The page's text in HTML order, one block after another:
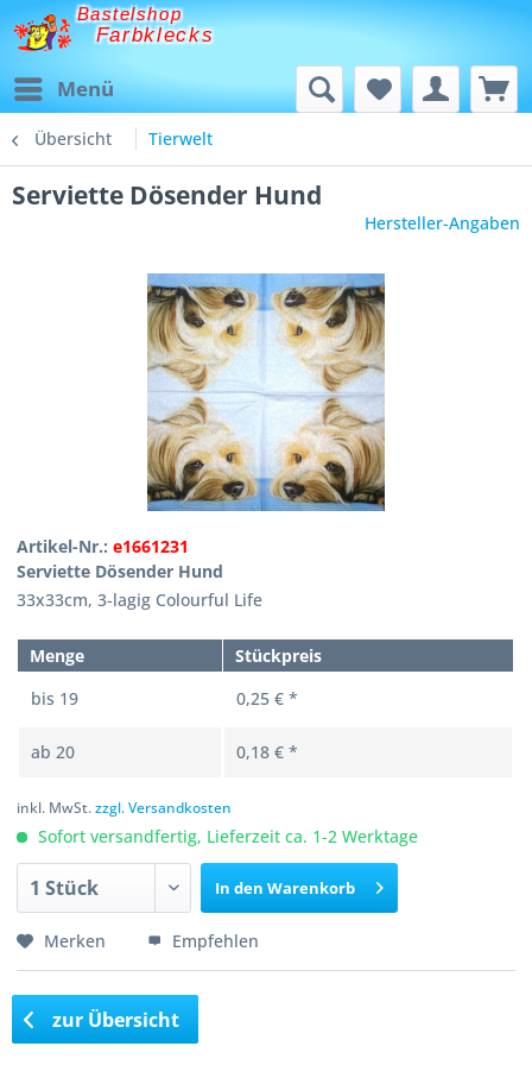
Bastelshop
Farbklecks
Menü
Übersicht Tierwelt
Serviette Dösender Hund
Hersteller-Angaben
Artikel-Nr.:e1661231
Serviette Dösender Hund
33x33cm, 3-lagig Colourful Life
Menge
Stückpreis
bis 19 0,25 € *
ab20 0,18 € *
inkl. MwSt.zzgl. Versandkosten
Sofort versandfertig, Lieferzeit ca. 1-2 Werktage
In den Warenkorb
Merken Empfehlen
zur Übersicht